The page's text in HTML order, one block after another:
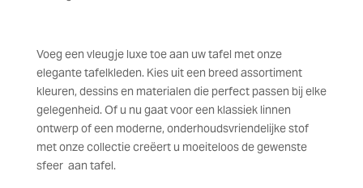
Voeg een vleugje luxe toe aan uw tafel met onze
elegante tafelkleden. Kies uit een breed assortiment
kleuren, dessins en materialen die perfect passen bij elke
gelegenheid. Of u nu gaat voor een klassiek linnen
ontwerp of een moderne, onderhoudsvriendelijke stof
met onze collectie creëert u moeiteloos de gewenste
sfeer aan tafel.